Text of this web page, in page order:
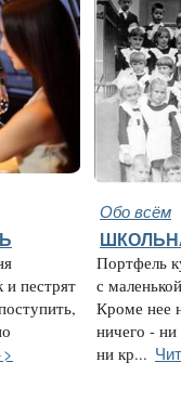
Обо всём
пестрят
Портфель
с
Кроме нее
ничего -
ни кр...